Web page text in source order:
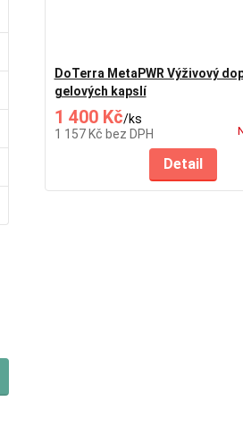
DoTerra MetaPWR Výživový
gelových kapslí
1 400 Kč/ks
1 157 Kč bez DPH
Detail